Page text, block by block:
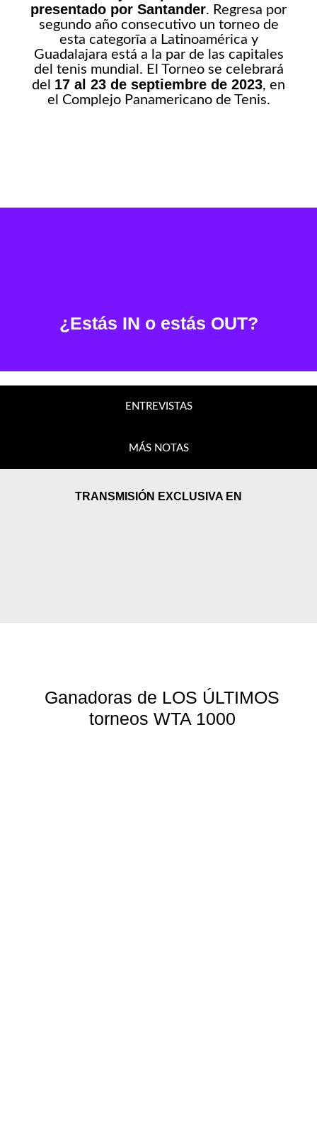
presentado por Santander. Regresa por
segundo año consecutivo un torneo de
esta categorīa a Latinoamérica y
Guadalajara está a la par de las capitales
del tenis mundial. El Torneo se celebrará
del 17 al 23 de septiembre de 2023, en
el Complejo Panamericano de Tenis.
¿Estás IN o estás OUT?
ENTREVISTAS
MÁS NOTAS
TRANSMISIÓN EXCLUSIVA EN
Ganadoras de LOS ÚLTIMOS
torneos WTA 1000